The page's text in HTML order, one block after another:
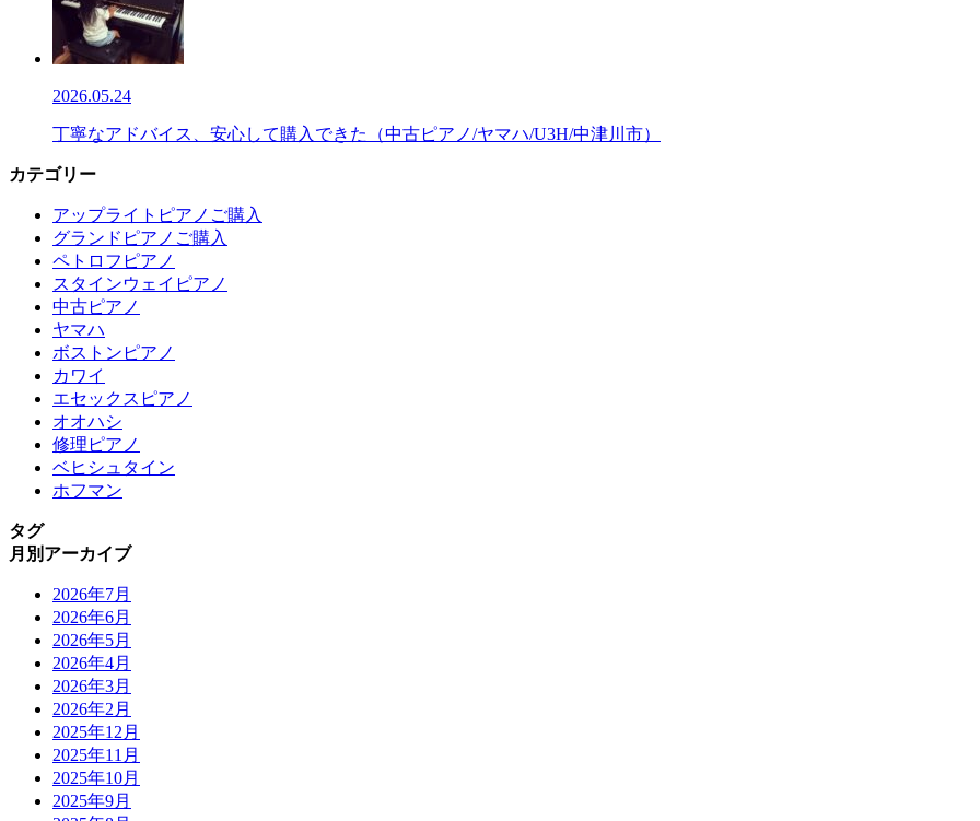
2026.05.24
丁寧なアドバイス、安心して購入できた（中古ピアノ/ヤマハ/U3H/中津川市）
カテゴリー
アップライトピアノご購入
グランドピアノご購入
ペトロフピアノ
スタインウェイピアノ
中古ピアノ
ヤマハ
ボストンピアノ
カワイ
エセックスピアノ
オオハシ
修理ピアノ
ベヒシュタイン
ホフマン
タグ
月別アーカイブ
2026年7月
2026年6月
2026年5月
2026年4月
2026年3月
2026年2月
2025年12月
2025年11月
2025年10月
2025年9月